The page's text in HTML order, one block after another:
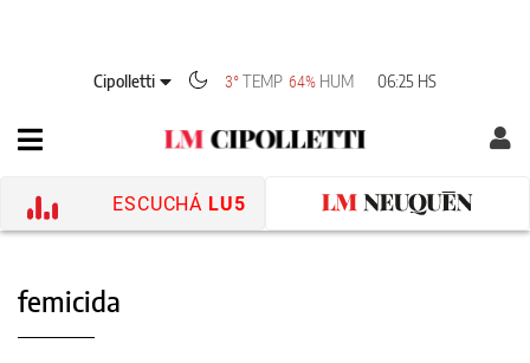
Cipolletti 3°TEMP 64% HUM 06:25 HS
ESCUCHÁ LU5
femicida